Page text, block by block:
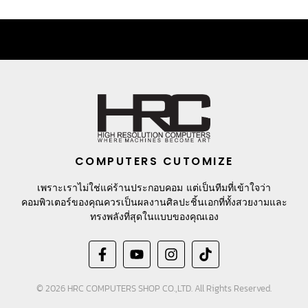
COMPUTERS CUTOMIZE
เพราะเราไม่ใช่แค่ร้านประกอบคอม แต่เป็นทีมที่เข้าใจว่า
คอมพิวเตอร์ของคุณควรเป็นผลงานศิลปะชิ้นเอกที่ทั้งสวยงามและ
ทรงพลังที่สุดในแบบของคุณเอง
© 2026 HRC COMPUTERS SHOP CO.,LTD. All Rights Reserved.